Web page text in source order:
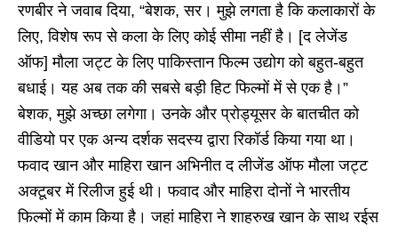
रणबीर ने जवाब दिया, “बेशक, सर। मुझे लगता है कि कलाकारों के
लिए, विशेष रूप से कला के लिए कोई सीमा नहीं है। [द लेजेंड
ऑफ] मौला जट्ट के लिए पाकिस्तान फिल्म उद्योग को बहुत-बहुत
बधाई। यह अब तक की सबसे बड़ी हिट फिल्मों में से एक है।”
बेशक, मुझे अच्छा लगेगा। उनके और प्रोड्यूसर के बातचीत को
वीडियो पर एक अन्य दर्शक सदस्य द्वारा रिकॉर्ड किया गया था।
फवाद खान और माहिरा खान अभिनीत द लीजेंड ऑफ मौला जट्ट
अक्टूबर में रिलीज हुई थी। फवाद और माहिरा दोनों ने भारतीय
फिल्मों में काम किया है। जहां माहिरा ने शाहरुख खान के साथ रईस